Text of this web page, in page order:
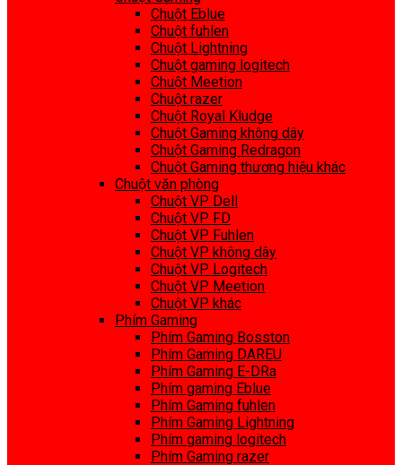
Chuột Eblue
Chuột fuhlen
Chuột Lightning
Chuột gaming logitech
Chuột Meetion
Chuột razer
Chuột Royal Kludge
Chuột Gaming không dây
Chuột Gaming Redragon
Chuột Gaming thương hiệu khác
Chuột văn phòng
Chuột VP Dell
Chuột VP FD
Chuột VP Fuhlen
Chuột VP không dây
Chuột VP Logitech
Chuột VP Meetion
Chuột VP khác
Phím Gaming
Phím Gaming Bosston
Phím Gaming DAREU
Phím Gaming E-DRa
Phím gaming Eblue
Phím Gaming fuhlen
Phím Gaming Lightning
Phím gaming logitech
Phím Gaming razer